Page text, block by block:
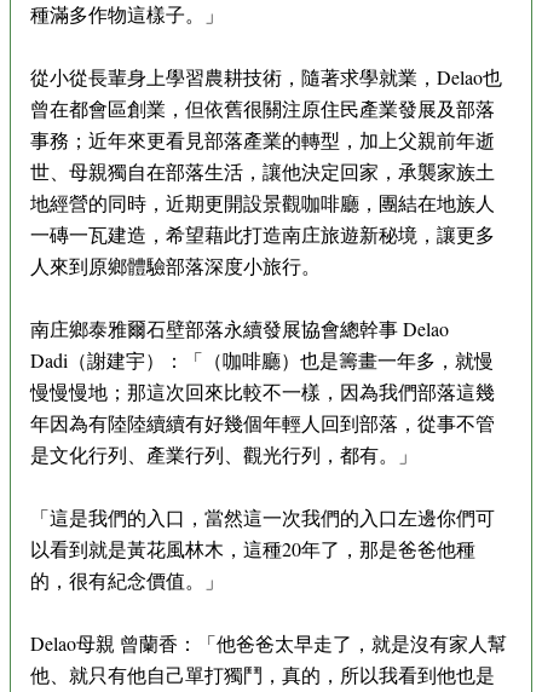
種滿多作物這樣子。」
從小從長輩身上學習農耕技術，隨著求學就業，Delao也
曾在都會區創業，但依舊很關注原住民產業發展及部落
事務；近年來更看見部落產業的轉型，加上父親前年逝
世、母親獨自在部落生活，讓他決定回家，承襲家族土
地經營的同時，近期更開設景觀咖啡廳，團結在地族人
一磚一瓦建造，希望藉此打造南庄旅遊新秘境，讓更多
人來到原鄉體驗部落深度小旅行。
南庄鄉泰雅爾石壁部落永續發展協會總幹事 Delao
Dadi（謝建宇）：「（咖啡廳）也是籌畫一年多，就慢
慢慢慢地；那這次回來比較不一樣，因為我們部落這幾
年因為有陸陸續續有好幾個年輕人回到部落，從事不管
是文化行列、產業行列、觀光行列，都有。」
「這是我們的入口，當然這一次我們的入口左邊你們可
以看到就是黃花風林木，這種20年了，那是爸爸他種
的，很有紀念價值。」
Delao母親 曾蘭香：「他爸爸太早走了，就是沒有家人幫
他、就只有他自己單打獨鬥，真的，所以我看到他也是